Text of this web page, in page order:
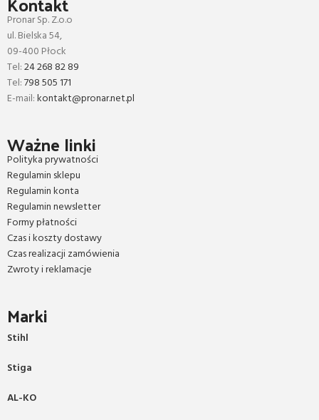
Pronar Sp. Z.o.o
ul. Bielska 54,
09-400 Płock
Tel:24 268 82 89
Tel:798 505 171
E-mail:kontakt@pronar.net.pl
Ważne linki
Polityka prywatności
Regulamin sklepu
Regulamin konta
Regulamin newsletter
Formy płatności
Czas i koszty dostawy
Czas realizacji zamówienia
Zwroty i reklamacje
Marki
Stihl
Stiga
AL-KO